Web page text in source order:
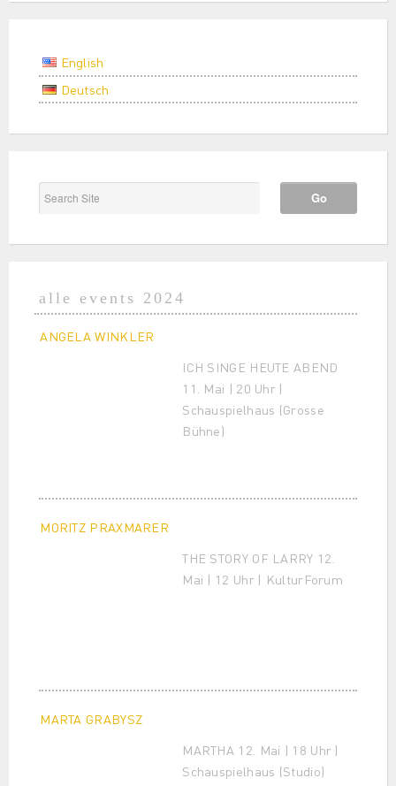
English
Deutsch
alle events 2024
ANGELA WINKLER
ICH SINGE HEUTE ABEND
11. Mai | 20 Uhr |
Schauspielhaus (Grosse
Bühne)
MORITZ PRAXMARER
THE STORY OF LARRY 12.
Mai | 12 Uhr | KulturForum
MARTA GRABYSZ
MARTHA 12. Mai | 18 Uhr |
Schauspielhaus (Studio)